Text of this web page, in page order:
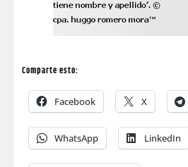
Comparte esto:
Facebook X
WhatsApp LinkedIn